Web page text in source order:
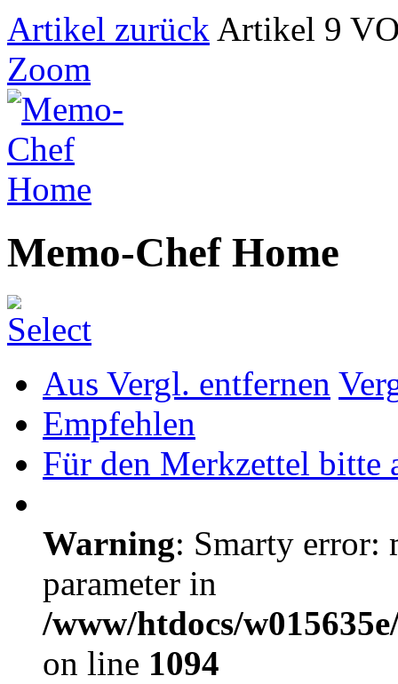
Artikel zurück Artikel 9
Zoom
Memo-Chef Home
Aus Vergl. entfernen
Empfehlen
Für den Merkzettel bitte
Warning: Smarty error:
parameter in
/www/htdocs/
on line 1094